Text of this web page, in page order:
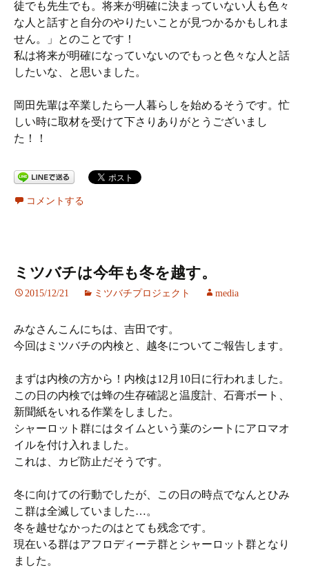
徒でも先生でも。将来が明確に決まっていない人も色々
な人と話すと自分のやりたいことが見つかるかもしれま
せん。」とのことです！
私は将来が明確になっていないのでもっと色々な人と話
したいな、と思いました。
岡田先輩は卒業したら一人暮らしを始めるそうです。忙
しい時に取材を受けて下さりありがとうございまし
た！！
コメントする
ミツバチは今年も冬を越す。
2015/12/21 ミツバチプロジェクト media
みなさんこんにちは、吉田です。
今回はミツバチの内検と、越冬についてご報告します。
まずは内検の方から！内検は12月10日に行われました。
この日の内検では蜂の生存確認と温度計、石膏ボート、
新聞紙をいれる作業をしました。
シャーロット群にはタイムという葉のシートにアロマオ
イルを付け入れました。
これは、カビ防止だそうです。
冬に向けての行動でしたが、この日の時点でなんとひみ
こ群は全滅していました…。
冬を越せなかったのはとても残念です。
現在いる群はアフロディーテ群とシャーロット群となり
ました。